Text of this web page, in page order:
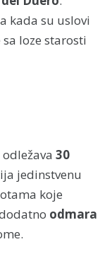
kada su uslovi
loze starosti
odležava30
jedinstvenu
koje
odmara